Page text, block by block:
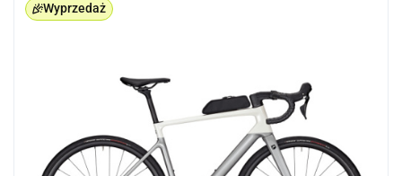
Wyprzedaż